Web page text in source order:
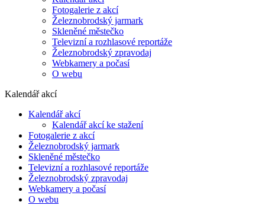
Fotogalerie z akcí
Železnobrodský jarmark
Skleněné městečko
Televizní a rozhlasové reportáže
Železnobrodský zpravodaj
Webkamery a počasí
O webu
Kalendář akcí
Kalendář akcí
Kalendář akcí ke stažení
Fotogalerie z akcí
Železnobrodský jarmark
Skleněné městečko
Televizní a rozhlasové reportáže
Železnobrodský zpravodaj
Webkamery a počasí
O webu